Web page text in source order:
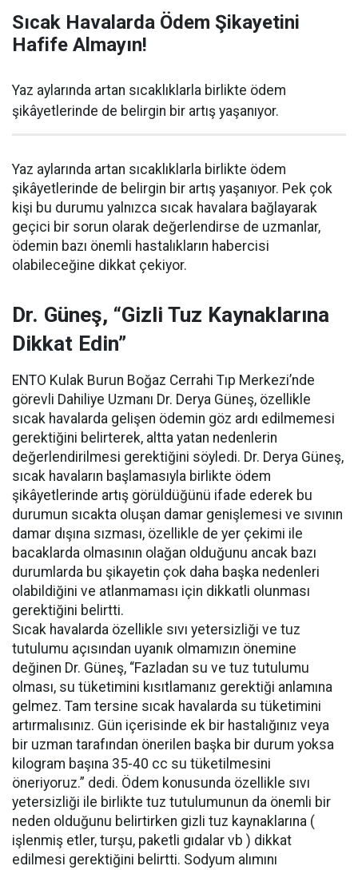
Sıcak Havalarda Ödem Şikayetini
Hafife Almayın!
Yaz aylarında artan sıcaklıklarla birlikte ödem
şikâyetlerinde de belirgin bir artış yaşanıyor.
Yaz aylarında artan sıcaklıklarla birlikte ödem
şikâyetlerinde de belirgin bir artış yaşanıyor. Pek çok
kişi bu durumu yalnızca sıcak havalara bağlayarak
geçici bir sorun olarak değerlendirse de uzmanlar,
ödemin bazı önemli hastalıkların habercisi
olabileceğine dikkat çekiyor.
Dr. Güneş, “Gizli Tuz Kaynaklarına
Dikkat Edin”
ENTO Kulak Burun Boğaz Cerrahi Tıp Merkezi’nde
görevli Dahiliye Uzmanı Dr. Derya Güneş, özellikle
sıcak havalarda gelişen ödemin göz ardı edilmemesi
gerektiğini belirterek, altta yatan nedenlerin
değerlendirilmesi gerektiğini söyledi. Dr. Derya Güneş,
sıcak havaların başlamasıyla birlikte ödem
şikâyetlerinde artış görüldüğünü ifade ederek bu
durumun sıcakta oluşan damar genişlemesi ve sıvının
damar dışına sızması, özellikle de yer çekimi ile
bacaklarda olmasının olağan olduğunu ancak bazı
durumlarda bu şikayetin çok daha başka nedenleri
olabildiğini ve atlanmaması için dikkatli olunması
gerektiğini belirtti.
Sıcak havalarda özellikle sıvı yetersizliği ve tuz
tutulumu açısından uyanık olmamızın önemine
değinen Dr. Güneş, “Fazladan su ve tuz tutulumu
olması, su tüketimini kısıtlamanız gerektiği anlamına
gelmez. Tam tersine sıcak havalarda su tüketimini
artırmalısınız. Gün içerisinde ek bir hastalığınız veya
bir uzman tarafından önerilen başka bir durum yoksa
kilogram başına 35-40 cc su tüketilmesini
öneriyoruz.” dedi. Ödem konusunda özellikle sıvı
yetersizliği ile birlikte tuz tutulumunun da önemli bir
neden olduğunu belirtirken gizli tuz kaynaklarına (
işlenmiş etler, turşu, paketli gıdalar vb ) dikkat
edilmesi gerektiğini belirtti. Sodyum alımını